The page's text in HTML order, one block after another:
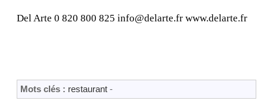
Del Arte 0 820 800 825 info@delarte.fr www.delarte.fr
Mots clés : restaurant -